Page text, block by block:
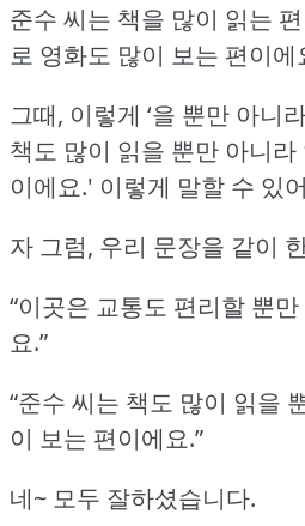
준수 씨는 책을 많이 읽는
로 영화도 많이 보는 편이에
그때, 이렇게 ‘을 뿐만 아니
책도 많이 읽을 뿐만 아니
이에요.' 이렇게 말할 수 있
자 그럼, 우리 문장을 같이
“이곳은 교통도 편리할 뿐
요.”
“준수 씨는 책도 많이 읽을
이 보는 편이에요.”
네~ 모두 잘하셨습니다.